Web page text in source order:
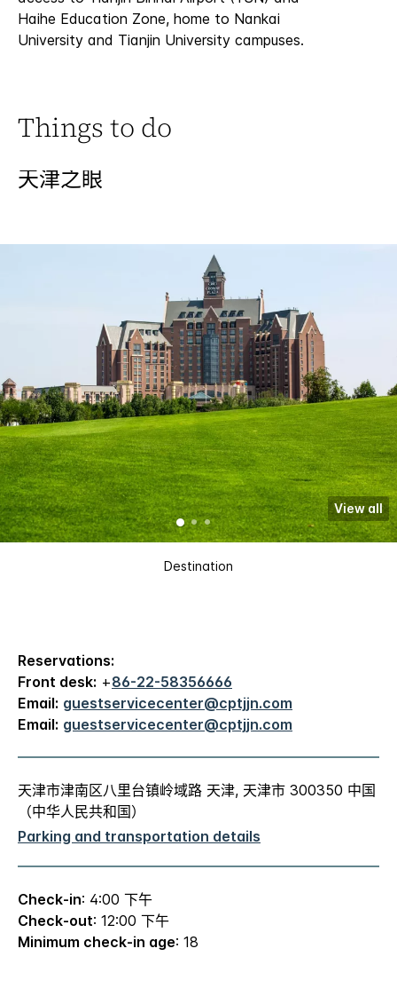
Haihe Education Zone, home to Nankai
University and Tianjin University campuses.
Things to do
天津之眼
Destination
View all
Reservations:
Front desk: +86-22-58356666
Email: guestservicecenter@cptjjn.com
Email: guestservicecenter@cptjjn.com
天津市津南区八里台镇岭域路 天津, 天津市 300350 中国
（中华人民共和国）
Parking and transportation details
Check-in: 4:00 下午
Check-out: 12:00 下午
Minimum check-in age: 18